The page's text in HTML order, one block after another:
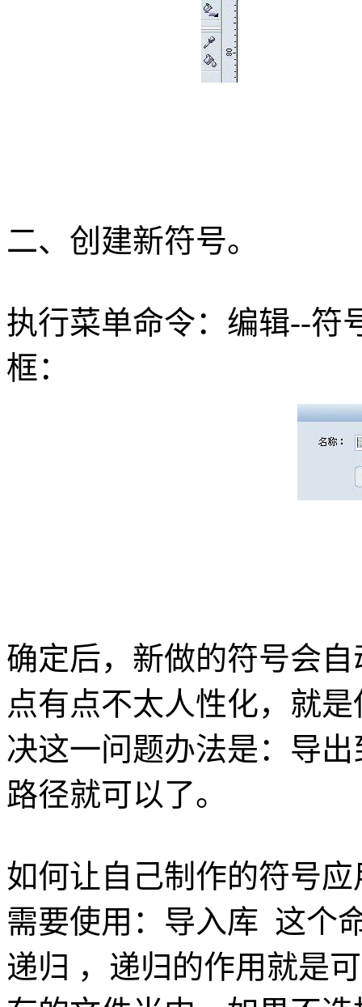
二、创建新符号。
执行菜单命令：编辑--符
框：
确定后，新做的符号会
点有点不太人性化，就
决这一问题办法是：导
路径就可以了。
如何让自己制作的符号
需要使用：导入库 这个
递归 ，递归的作用就是